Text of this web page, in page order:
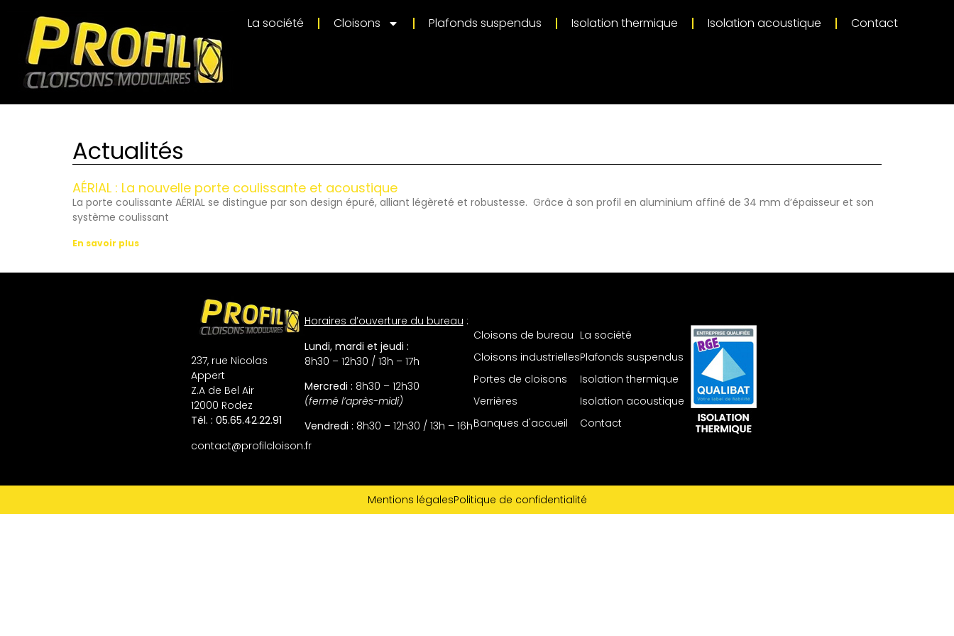
La société Cloisons Plafonds suspendus Isolation thermique Isolation acoustique Contact
Actualités
AÉRIAL : La nouvelle porte coulissante et acoustique
La porte coulissante AÉRIAL se distingue par son design épuré, alliant légèreté et robustesse. Grâce à son profil en aluminium affiné de 34 mm d’épaisseur et son
système coulissant
En savoir plus
237, rue Nicolas
Appert
Z.A de Bel Air
12000 Rodez
Tél. : 05.65.42.22.91
contact@profilcloison.fr
Horaires d’ouverture du bureau :
Lundi, mardi et jeudi :
8h30 – 12h30 / 13h – 17h
Mercredi : 8h30 – 12h30
(fermé l’après-midi)
Vendredi : 8h30 – 12h30 / 13h – 16h
Cloisons de bureau
Cloisons industrielles
Portes de cloisons
Verrières
Banques d'accueil
La société
Plafonds suspendus
Isolation thermique
Isolation acoustique
Contact
Mentions légalesPolitique de confidentialité